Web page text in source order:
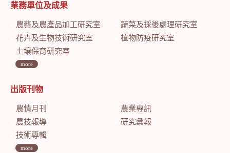
業務單位及成果
農藝及農產品加工研究室
蔬菜及採後處理研究室
花卉及生物技術研究室
植物防疫研究室
土壤保育研究室
more
出版刊物
農情月刊
農業專訊
農技報導
研究彙報
技術專輯
more